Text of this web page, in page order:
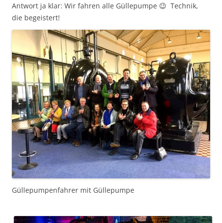
Antwort ja klar: Wir fahren alle Güllepumpe 😉 Technik,
die begeistert!
Güllepumpenfahrer mit Güllepumpe